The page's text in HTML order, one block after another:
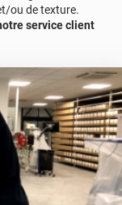
ou de texture.
service client